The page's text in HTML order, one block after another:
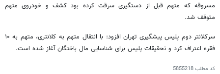
مسروقه که متهم قبل از دستگیری سرقت کرده بود کشف و خودروی متهم
متوقف شد.
سرکلانتر دوم پلیس پیشگیری تهران افزود: با انتقال متهم به کلانتری، متهم به ۱۰
فقره اعتراف کرد و تحقیقات پلیس برای شناسایی مال باختگان آغاز شده است.
کد مطلب5855218